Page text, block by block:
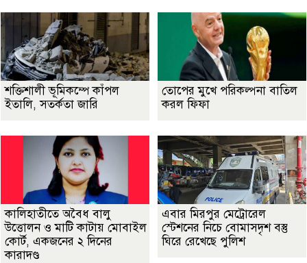
শক্তিশালী ভূমিকম্পে কাঁপল
ইতালি, সতর্কতা জারি
তোপের মুখে পরিকল্পনা বাতিল
করল ফিফা
কালিহাতীতে অবৈধ বালু
উত্তোলন ও মাটি কাটায় মোবাইল
কোর্ট, একজনের ২ দিনের
কারাদণ্ড
এবার মিরপুর মেট্রোরেল
স্টেশনের নিচে বোমাসদৃশ বস্তু
ঘিরে রেখেছে পুলিশ